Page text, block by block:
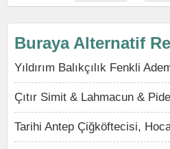
Buraya Alternatif
Yıldırım Balıkçılık Fenkli
Çıtır Simit & Lahmacun &
Tarihi Antep Çiğköftecisi,